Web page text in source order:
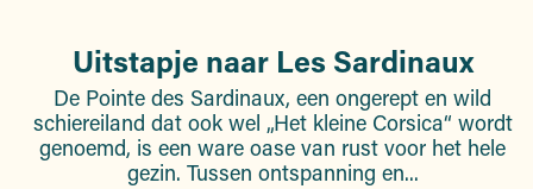
Uitstapje naar Les Sardinaux
De Pointe des Sardinaux, een ongerept en wild
schiereiland dat ook wel „Het kleine Corsica“ wordt
genoemd, is een ware oase van rust voor het hele
gezin. Tussen ontspanning en...